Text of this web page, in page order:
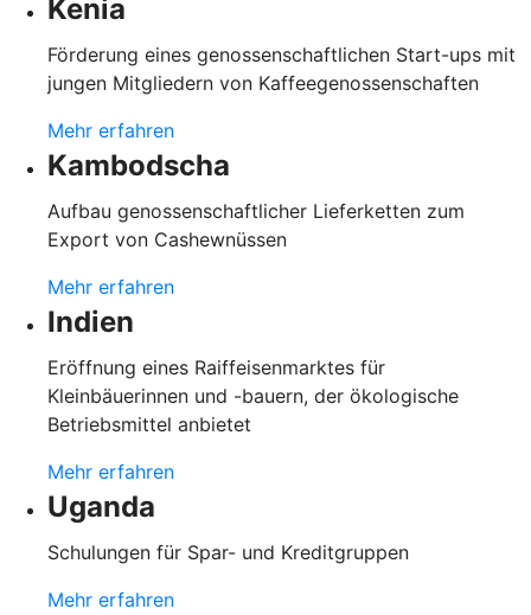
Kenia
Förderung eines genossenschaftlichen Start-ups mit
jungen Mitgliedern von Kaffeegenossenschaften
Mehr erfahren
Kambodscha
Aufbau genossenschaftlicher Lieferketten zum
Export von Cashewnüssen
Mehr erfahren
Indien
Eröffnung eines Raiffeisenmarktes für
Kleinbäuerinnen und -bauern, der ökologische
Betriebsmittel anbietet
Mehr erfahren
Uganda
Schulungen für Spar- und Kreditgruppen
Mehr erfahren